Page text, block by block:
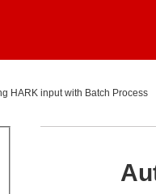
HARK input with Batch Process